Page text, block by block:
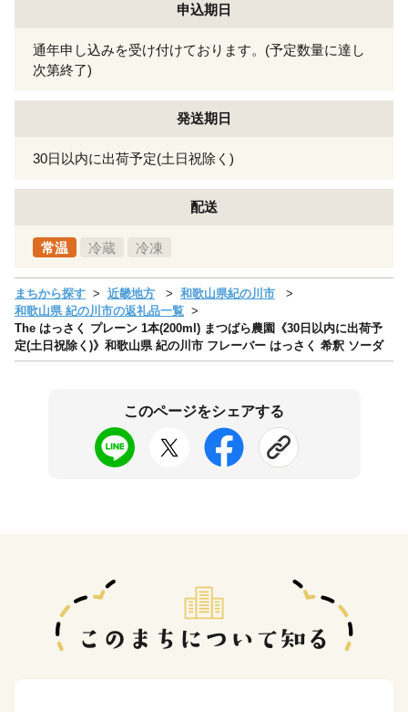
申込期日
通年申し込みを受け付けております。(予定数量に達し
次第終了)
発送期日
30日以内に出荷予定(土日祝除く)
配送
常温 冷蔵 冷凍
まちから探す 近畿地方
和歌山県紀の川市
和歌山県 紀の川市の返礼品一覧
The はっさく プレーン 1本(200ml) まつばら農園《30日以内に出荷予
定(土日祝除く)》和歌山県 紀の川市 フレーバー はっさく 希釈 ソーダ
このページをシェアする